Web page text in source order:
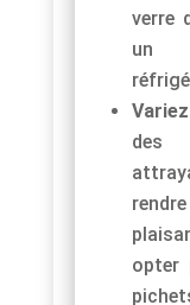
verre
un
des
opter